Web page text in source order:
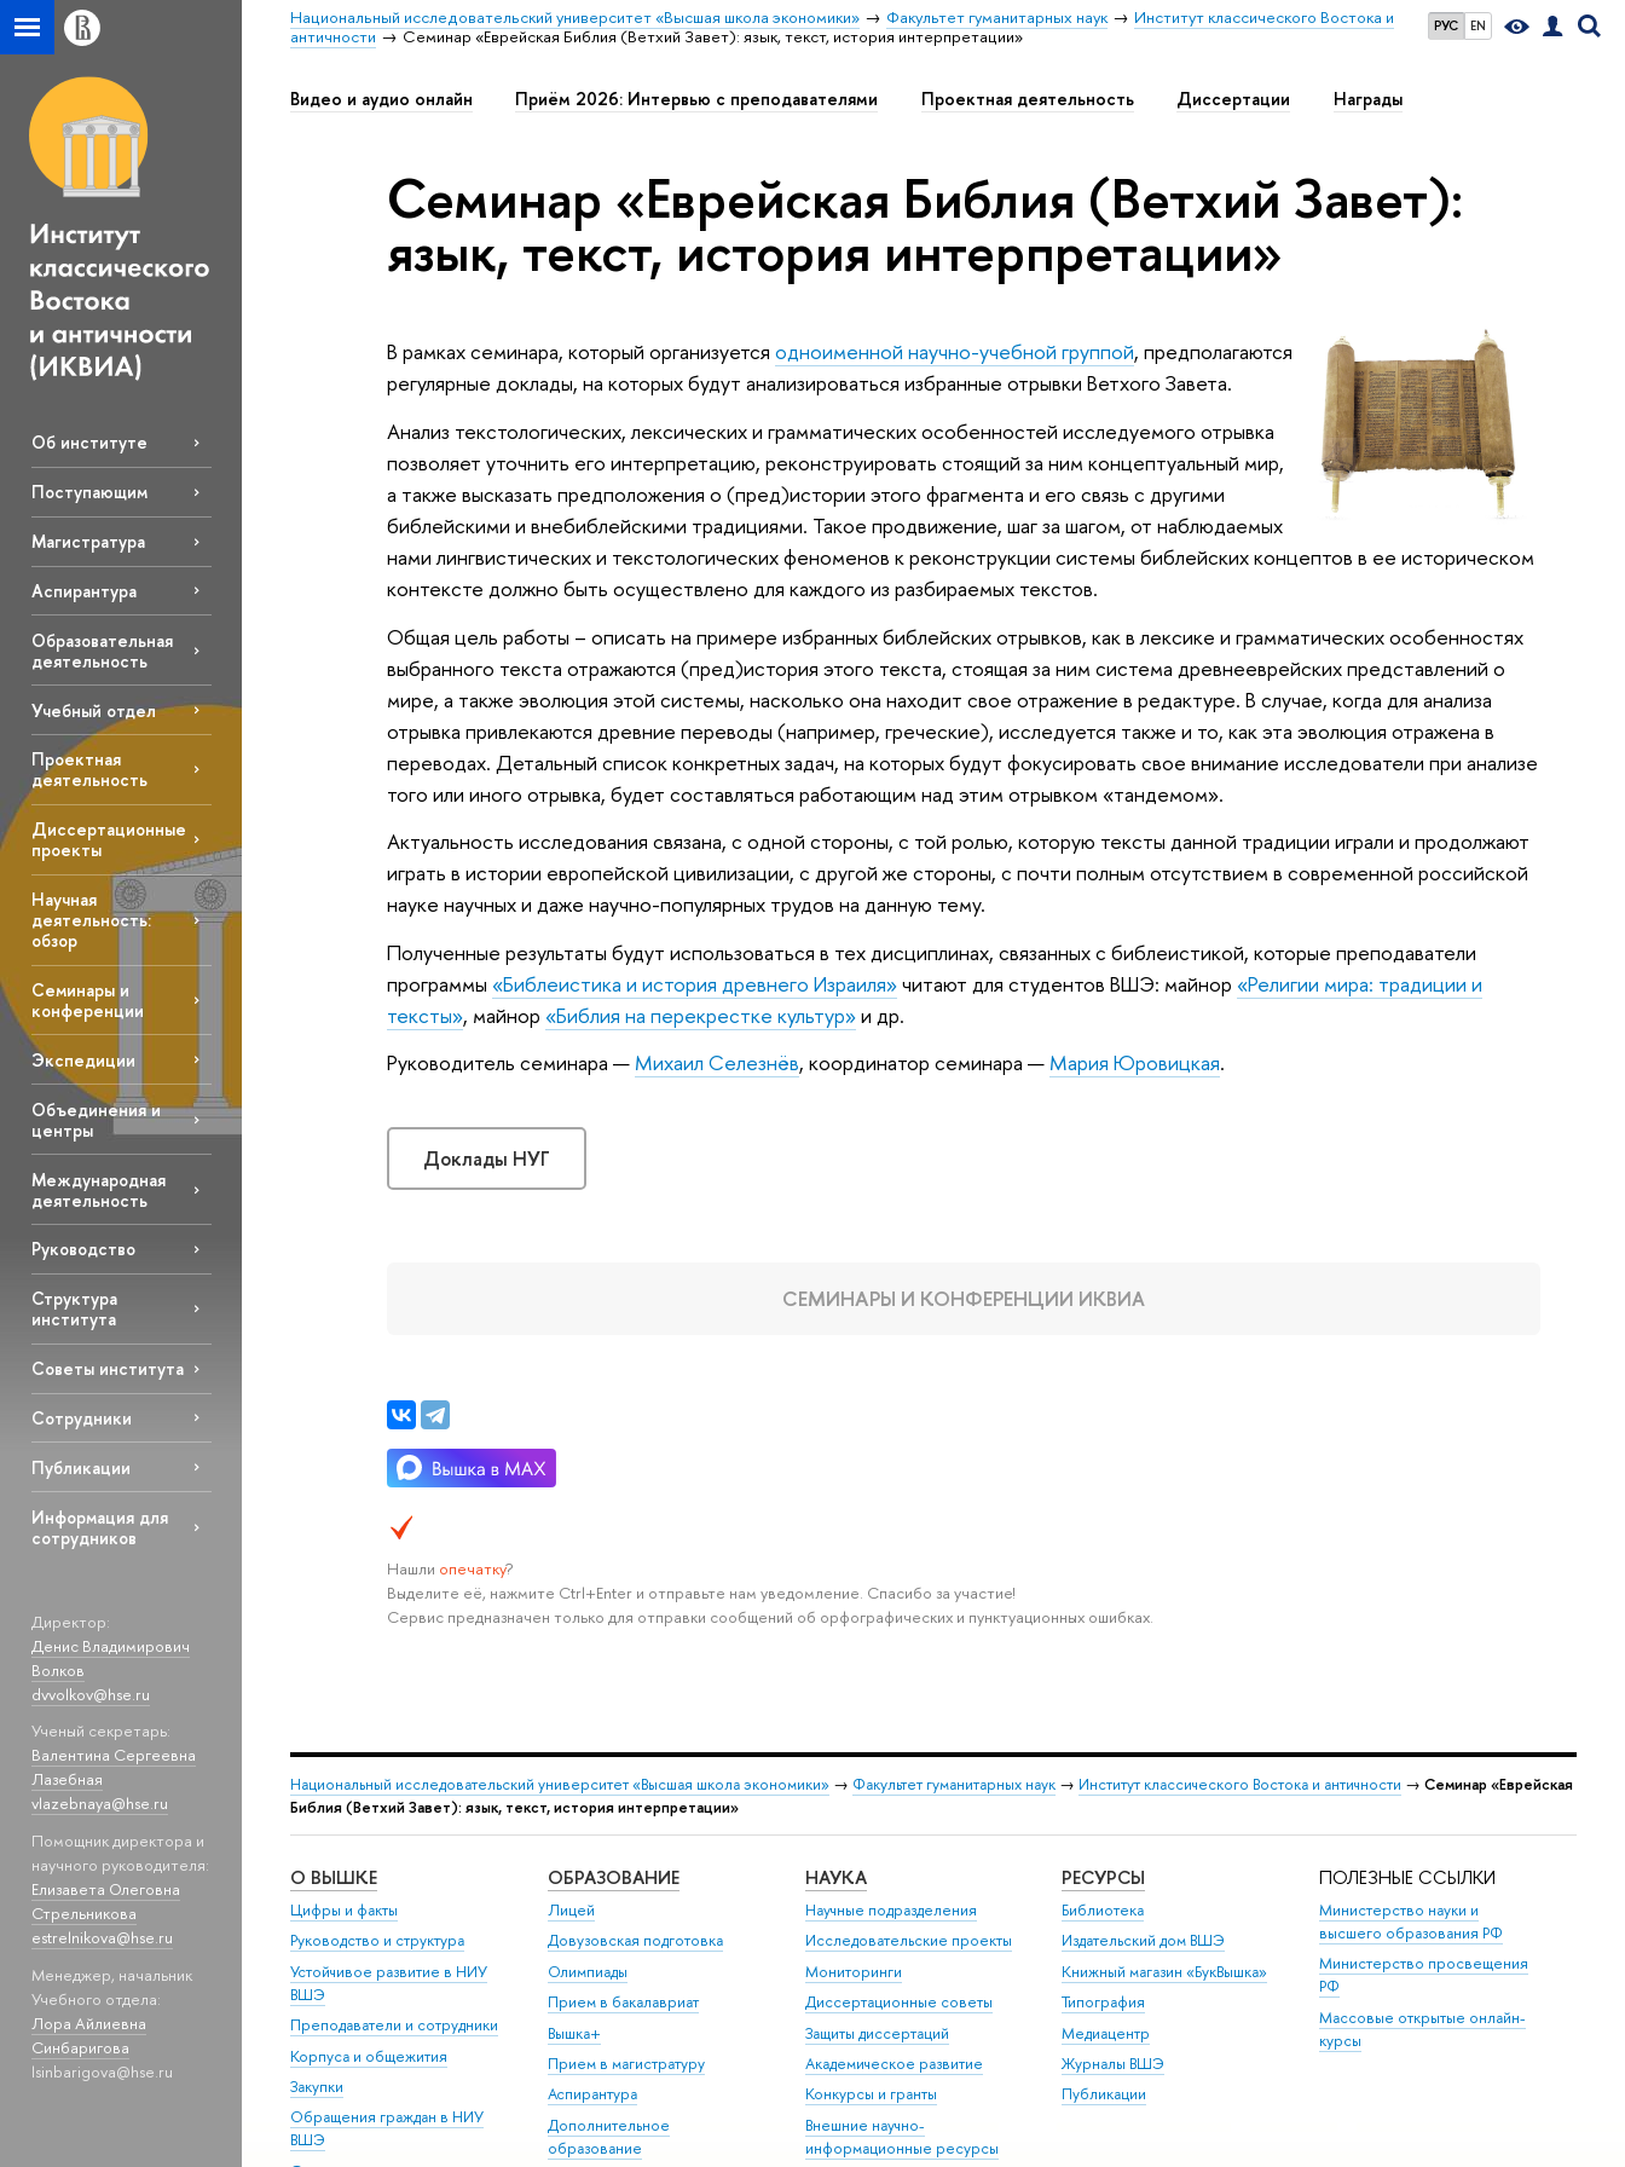
РУС EN
Национальный исследовательский университет «Высшая школа экономики» Факультет гуманитарных наук
Институт классического Востока и
античности
Семинар «Еврейская Библия (Ветхий Завет): язык, текст, история интерпретации»
Об институте
Поступающим
Магистратура
Аспирантура
Образовательная
деятельность
Учебный отдел
Проектная
деятельность
Диссертационные
проекты
Научная
деятельность:
обзор
Семинары и
конференции
Экспедиции
Объединения и
центры
Международная
деятельность
Руководство
Структура
института
Советы института
Сотрудники
Публикации
Информация для
сотрудников
Директор:
Денис Владимирович
Волков
dvvolkov@hse.ru
Ученый секретарь:
Валентина Сергеевна
Лазебная
vlazebnaya@hse.ru
Помощник директора и
научного руководителя:
Елизавета Олеговна
Стрельникова
estrelnikova@hse.ru
Менеджер, начальник
Учебного отдела:
Лора Айлиевна
Синбаригова
lsinbarigova@hse.ru
Видео и аудио онлайн Приём 2026: Интервью с преподавателями Проектная деятельность Диссертации Награды
Семинар «Еврейская Библия (Ветхий Завет):
язык, текст, история интерпретации»
В рамках семинара, который организуется одноименной научно-учебной группой, предполагаются
регулярные доклады, на которых будут анализироваться избранные отрывки Ветхого Завета.
Анализ текстологических, лексических и грамматических особенностей исследуемого отрывка
позволяет уточнить его интерпретацию, реконструировать стоящий за ним концептуальный мир,
а также высказать предположения о (пред)истории этого фрагмента и его связь с другими
библейскими и внебиблейскими традициями. Такое продвижение, шаг за шагом, от наблюдаемых
нами лингвистических и текстологических феноменов к реконструкции системы библейских концептов в ее историческом
контексте должно быть осуществлено для каждого из разбираемых текстов.
Общая цель работы – описать на примере избранных библейских отрывков, как в лексике и грамматических особенностях
выбранного текста отражаются (пред)история этого текста, стоящая за ним система древнееврейских представлений о
мире, а также эволюция этой системы, насколько она находит свое отражение в редактуре. В случае, когда для анализа
отрывка привлекаются древние переводы (например, греческие), исследуется также и то, как эта эволюция отражена в
переводах. Детальный список конкретных задач, на которых будут фокусировать свое внимание исследователи при анализе
того или иного отрывка, будет составляться работающим над этим отрывком «тандемом».
Актуальность исследования связана, с одной стороны, с той ролью, которую тексты данной традиции играли и продолжают
играть в истории европейской цивилизации, с другой же стороны, с почти полным отсутствием в современной российской
науке научных и даже научно-популярных трудов на данную тему.
Полученные результаты будут использоваться в тех дисциплинах, связанных с библеистикой, которые преподаватели
программы «Библеистика и история древнего Израиля»читают для студентов ВШЭ: майнор «Религии мира: традиции и
тексты», майнор «Библия на перекрестке культур»и др.
Руководитель семинара — Михаил Селезнёв, координатор семинара — Мария Юровицкая.
Доклады НУГ
СЕМИНАРЫ И КОНФЕРЕНЦИИ ИКВИА
Нашли опечатку?
Выделите её, нажмите Ctrl+Enter и отправьте нам уведомление. Спасибо за участие!
Сервис предназначен только для отправки сообщений об орфографических и пунктуационных ошибках.
Национальный исследовательский университет «Высшая школа экономики» → Факультет гуманитарных наук → Институт классического Востока и античности → Семинар «Еврейская
Библия (Ветхий Завет): язык, текст, история интерпретации»
О ВЫШКЕ
Цифры и факты
Руководство и структура
Устойчивое развитие в НИУ
ВШЭ
Преподаватели и сотрудники
Корпуса и общежития
Закупки
Обращения граждан в НИУ
ВШЭ
ОБРАЗОВАНИЕ
Лицей
Довузовская подготовка
Олимпиады
Прием в бакалавриат
Вышка+
Прием в магистратуру
Аспирантура
Дополнительное
образование
НАУКА
Научные подразделения
Исследовательские проекты
Мониторинги
Диссертационные советы
Защиты диссертаций
Академическое развитие
Конкурсы и гранты
Внешние научно-
информационные ресурсы
РЕСУРСЫ
Библиотека
Издательский дом ВШЭ
Книжный магазин «БукВышка»
Типография
Медиацентр
Журналы ВШЭ
Публикации
ПОЛЕЗНЫЕ ССЫЛКИ
Министерство науки и
высшего образования РФ
Министерство просвещения
РФ
Массовые открытые онлайн-
курсы